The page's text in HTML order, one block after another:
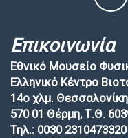
Επικοινωνία
Εθνικό Μουσείο
Ελληνικό Κέντρο
14ο χλμ.
570 01 Θέρμη, Τ.Θ.
Τηλ.: 0030 2310473320